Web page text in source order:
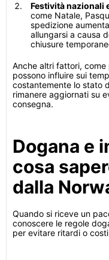
Festività nazionali
come Natale,
spedizione
allungarsi a causa
chiusure
Anche altri fattori,
possono influire sui
costantemente lo stato
rimanere aggiornati su
consegna.
Dogana e
cosa
dalla
Quando si riceve un
conoscere le regole
per evitare ritardi o